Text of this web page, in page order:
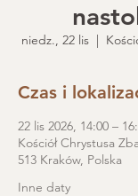
niedz., 22 lis
  |
Czas i
22 lis 2026, 14:00 –
Kościół Chrystusa
513 Kraków, Polska
Inne daty